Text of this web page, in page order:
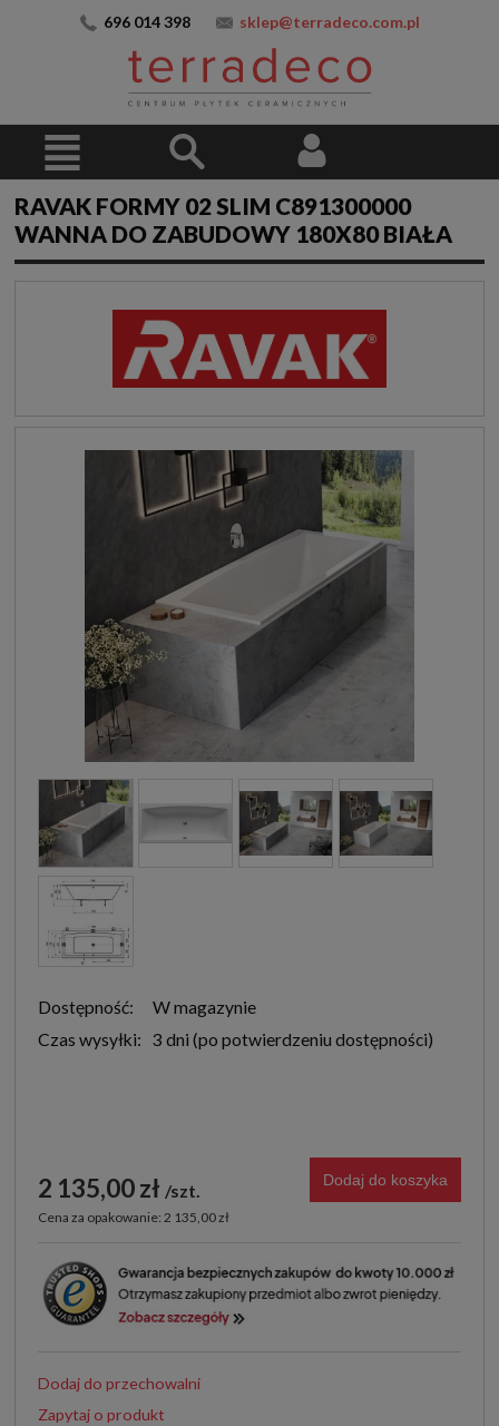
696 014 398 sklep@terradeco.com.pl
RAVAK FORMY 02 SLIM C891300000
WANNA DO ZABUDOWY 180X80 BIAŁA
Dostępność:
W magazynie
Czas wysyłki: 3 dni
2 135,00 zł szt.
Cena za opakowanie: 2 135,00 zł
Dodaj do koszyka
Dodaj do przechowalni
Zapytaj o produkt